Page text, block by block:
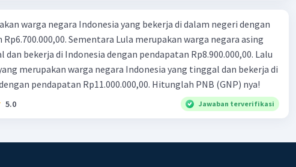
warga negara Indonesia yang bekerja di dalam negeri dengan
pendapatan Rp8.900.000,00. Lalu
negara Indonesia yang tinggal dan bekerja di
pendapatan Rp11.000.000,00. Hitunglah PNB (GNP) nya!
5.0 Jawaban terverifikasi